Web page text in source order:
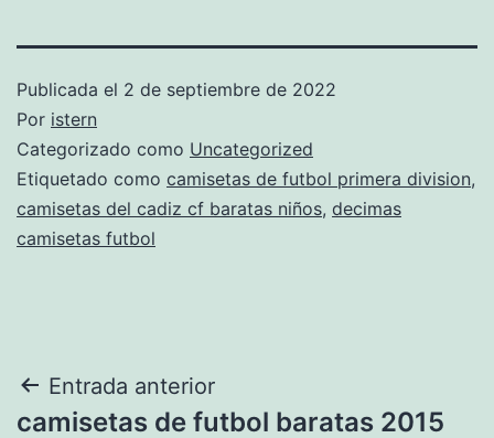
Publicada el 2 de septiembre de 2022
Por istern
Categorizado como Uncategorized
Etiquetado como camisetas de futbol primera division,
camisetas del cadiz cf baratas niños, decimas
camisetas futbol
Navegación
Entrada anterior
camisetas de futbol baratas 2015